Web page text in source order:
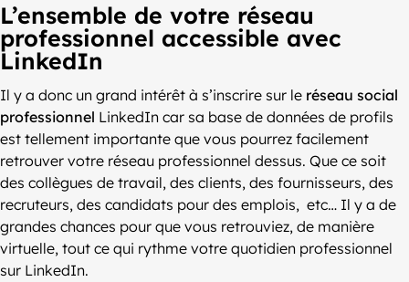
L’ensemble de votre réseau
professionnel accessible avec
LinkedIn
Il y a donc un grand intérêt à s’inscrire sur le réseau social
professionnel LinkedIn car sa base de données de profils
est tellement importante que vous pourrez facilement
retrouver votre réseau professionnel dessus. Que ce soit
des collègues de travail, des clients, des fournisseurs, des
recruteurs, des candidats pour des emplois, etc… Il y a de
grandes chances pour que vous retrouviez, de manière
virtuelle, tout ce qui rythme votre quotidien professionnel
sur LinkedIn.